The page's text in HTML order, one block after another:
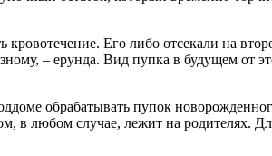
Его либо отсекали на
– ерунда. Вид пупка в будущем от
обрабатывать пупок
в любом случае, лежит на родителях.